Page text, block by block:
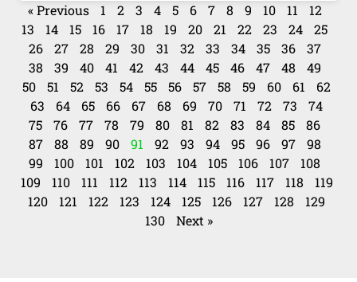
« Previous 1 2 3 4 5 6 7 8 9 10 11
12
13
14 15 16 17 18 19 20 21 22 23 24
25
26
27 28 29 30 31 32 33 34 35 36
37
38
39 40 41 42 43 44 45 46 47 48
49
50
51 52 53 54 55 56 57 58 59 60 61
62
63
64 65 66 67 68 69 70 71 72 73
74
75
76 77 78 79 80 81 82 83 84 85
86
87
88 89 90 91 92 93 94 95 96 97
98
99
100 101 102 103 104 105 106 107
108
109
110 111 112 113 114 115 116 117 118
119
120
121 122 123 124 125 126 127 128
129
130
Next »